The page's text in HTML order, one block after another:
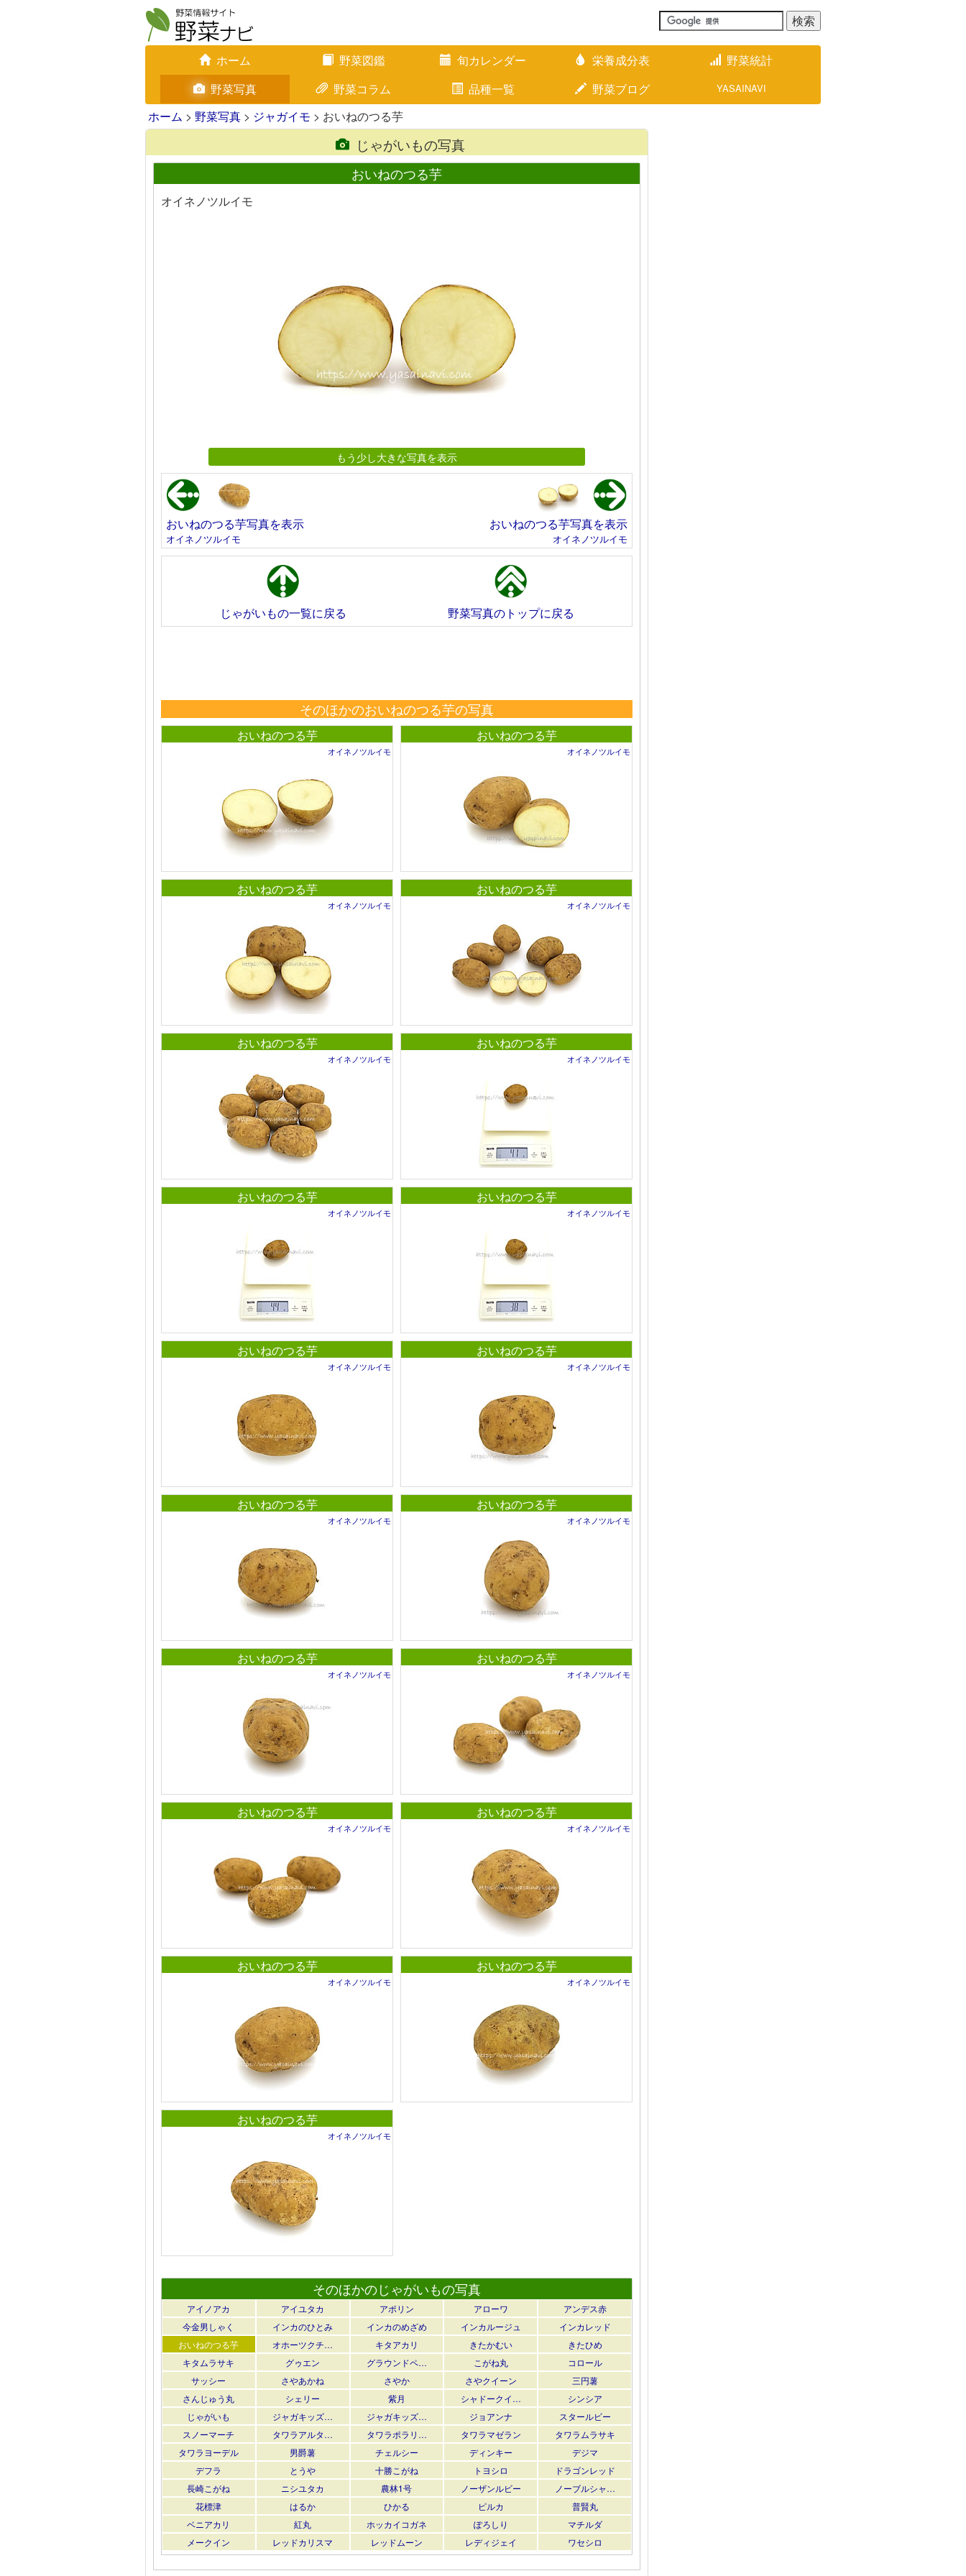
ホーム 野菜図鑑 旬カレンダー 栄養成分表
野菜統計
野菜写真
野菜コラム 品種一覧 野菜ブログ YASAINAVI
ホーム > 野菜写真 > ジャガイモ > おいねのつる芋
じゃがいもの写真
おいねのつる芋
オイネノツルイモ
もう少し大きな写真を表示
おいねのつる芋写真を表示
オイネノツルイモ
おいねのつる芋写真を表示
オイネノツルイモ
じゃがいもの一覧に戻る 野菜写真のトップに戻る
そのほかのおいねのつる芋の写真
おいねのつる芋
オイネノツルイモ
おいねのつる芋
オイネノツルイモ
おいねのつる芋
オイネノツルイモ
おいねのつる芋
オイネノツルイモ
おいねのつる芋
オイネノツルイモ
おいねのつる芋
オイネノツルイモ
おいねのつる芋
オイネノツルイモ
おいねのつる芋
オイネノツルイモ
おいねのつる芋
オイネノツルイモ
おいねのつる芋
オイネノツルイモ
おいねのつる芋
オイネノツルイモ
おいねのつる芋
オイネノツルイモ
おいねのつる芋
オイネノツルイモ
おいねのつる芋
オイネノツルイモ
おいねのつる芋
オイネノツルイモ
おいねのつる芋
オイネノツルイモ
おいねのつる芋
オイネノツルイモ
おいねのつる芋
オイネノツルイモ
おいねのつる芋
オイネノツルイモ
そのほかのじゃがいもの写真
アイノアカ アイユタカ アポリン アローワ
アンデス赤
今金男しゃく
インカのひとみ インカのめざめ インカルージュ
インカレッド
おいねのつる芋
オホーツクチ… キタアカリ きたかむい
きたひめ
キタムラサキ
グゥエン グラウンドペ… こがね丸
コロール
サッシー
さやあかね さやか さやクイーン
三円薯
さんじゅう丸
シェリー 紫月 シャドークイ…
シンシア
じゃがいも
ジャガキッズ… ジャガキッズ… ジョアンナ
スタールビー
スノーマーチ
タワラアルタ… タワラポラリ… タワラマゼラン
タワラムラサキ
タワラヨーデル
男爵薯 チェルシー ディンキー
デジマ
デフラ
とうや 十勝こがね トヨシロ
ドラゴンレッド
長崎こがね
ニシユタカ 農林1号 ノーザンルビー
ノーブルシャ…
花標津
はるか ひかる ピルカ
普賢丸
ベニアカリ
紅丸 ホッカイコガネ ぽろしり
マチルダ
メークイン
レッドカリスマ レッドムーン レディジェイ ワセシロ